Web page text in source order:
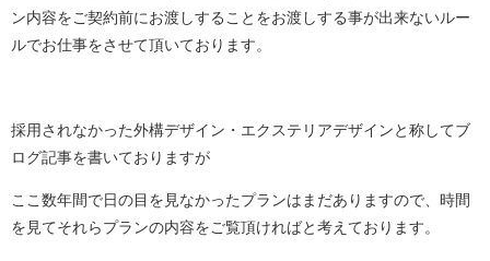
ン内容をご契約前にお渡しすることをお渡しする事が出来ないルー
ルでお仕事をさせて頂いております。
採用されなかった外構デザイン・エクステリアデザインと称してブ
ログ記事を書いておりますが
ここ数年間で日の目を見なかったプランはまだありますので、時間
を見てそれらプランの内容をご覧頂ければと考えております。